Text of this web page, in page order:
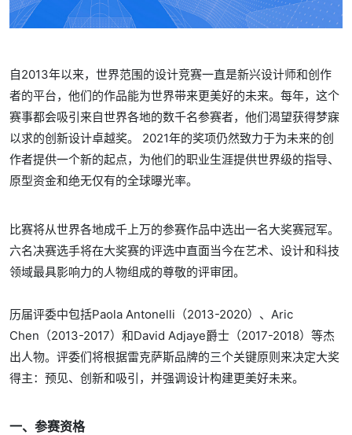
自2013年以来，世界范围的设计竞赛一直是新兴设计师和创作
者的平台，他们的作品能为世界带来更美好的未来。每年，这个
赛事都会吸引来自世界各地的数千名参赛者，他们渴望获得梦寐
以求的创新设计卓越奖。 2021年的奖项仍然致力于为未来的创
作者提供一个新的起点，为他们的职业生涯提供世界级的指导、
原型资金和绝无仅有的全球曝光率。
比赛将从世界各地成千上万的参赛作品中选出一名大奖赛冠军。
六名决赛选手将在大奖赛的评选中直面当今在艺术、设计和科技
领域最具影响力的人物组成的尊敬的评审团。
历届评委中包括Paola Antonelli（2013-2020）、Aric
Chen（2013-2017）和David Adjaye爵士（2017-2018）等杰
出人物。评委们将根据雷克萨斯品牌的三个关键原则来决定大奖
得主：预见、创新和吸引，并强调设计构建更美好未来。
一、参赛资格